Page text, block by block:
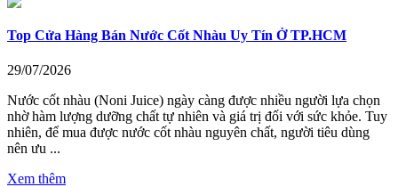
Top Cửa Hàng Bán Nước Cốt Nhàu Uy Tín Ở TP.HCM
29/07/2026
Nước cốt nhàu (Noni Juice) ngày càng được nhiều người lựa chọn
nhờ hàm lượng dưỡng chất tự nhiên và giá trị đối với sức khỏe. Tuy
nhiên, để mua được nước cốt nhàu nguyên chất, người tiêu dùng
nên ưu ...
Xem thêm